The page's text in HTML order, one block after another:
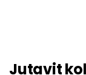
Jutavit